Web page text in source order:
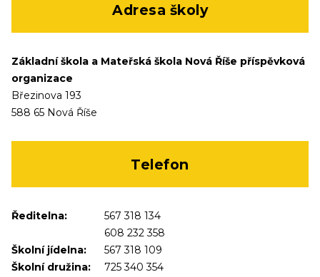
Adresa školy
Základní škola a Mateřská škola Nová Říše příspěvková
organizace
Březinova 193
588 65 Nová Říše
Telefon
Ředitelna:
567 318 134
608 232 358
Školní jídelna:
567 318 109
Školní družina:
725 340 354